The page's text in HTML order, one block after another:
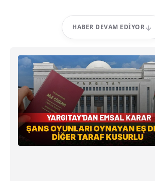
HABER DEVAM EDIYOR